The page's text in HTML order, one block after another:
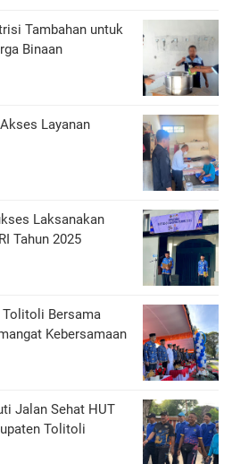
Tambahan untuk
Binaan
Layanan
Laksanakan
Tahun 2025
Tolitoli Bersama
Kebersamaan
Jalan Sehat HUT
Tolitoli